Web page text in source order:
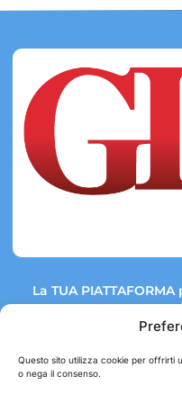
Questo sito utilizza cookie per offrirti
o nega il consenso.
La TUA
Link rapidi: